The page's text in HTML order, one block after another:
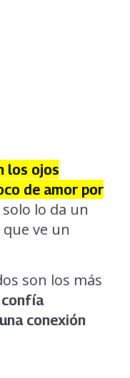
los ojos
de amor por
lo da un
ve un
son los más
confía
conexión